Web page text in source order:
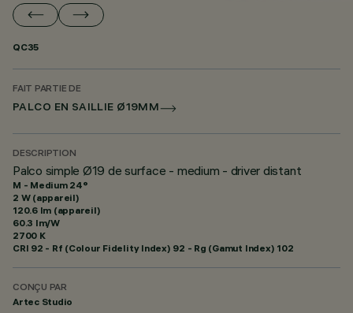
QC35
FAIT PARTIE DE
PALCO EN SAILLIE Ø19MM
DESCRIPTION
Palco simple Ø19 de surface - medium - driver distant
M - Medium 24°
2 W (appareil)
120.6 lm (appareil)
60.3 lm/W
2700 K
CRI 92 - Rf (Colour Fidelity Index) 92 - Rg (Gamut Index) 102
CONÇU PAR
Artec Studio